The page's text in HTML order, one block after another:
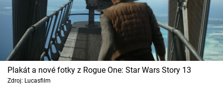
Plakát a nové fotky z Rogue One: Star Wars Story 13
Zdroj: Lucasfilm